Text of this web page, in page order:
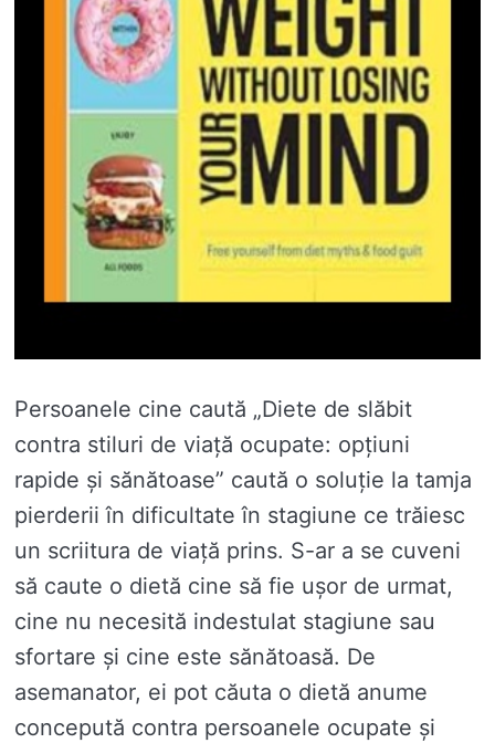
Persoanele cine caută „Diete de slăbit
contra stiluri de viață ocupate: opțiuni
rapide și sănătoase” caută o soluție la tamja
pierderii în dificultate în stagiune ce trăiesc
un scriitura de viață prins. S-ar a se cuveni
să caute o dietă cine să fie ușor de urmat,
cine nu necesită indestulat stagiune sau
sfortare și cine este sănătoasă. De
asemanator, ei pot căuta o dietă anume
concepută contra persoanele ocupate și